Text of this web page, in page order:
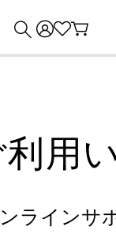
用
ラインサ